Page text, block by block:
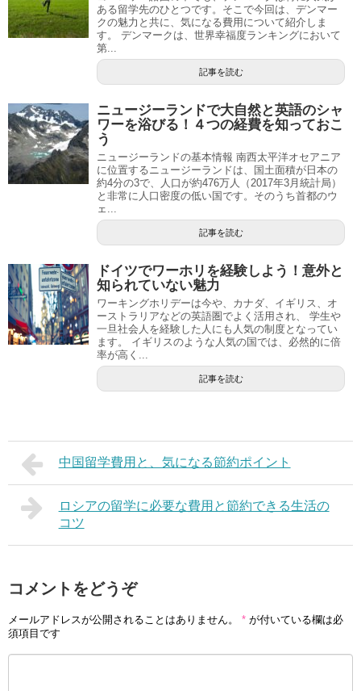
ある留学先のひとつです。そこで今回は、デンマー
クの魅力と共に、気になる費用について紹介しま
す。 デンマークは、世界幸福度ランキングにおいて
第...
記事を読む
ニュージーランドで大自然と英語のシャ
ワーを浴びる！４つの経費を知っておこ
う
ニュージーランドの基本情報 南西太平洋オセアニア
に位置するニュージーランドは、国土面積が日本の
約4分の3で、人口が約476万人（2017年3月統計局）
と非常に人口密度の低い国です。そのうち首都のウ
ェ...
記事を読む
ドイツでワーホリを経験しよう！意外と
知られていない魅力
ワーキングホリデーは今や、カナダ、イギリス、オ
ーストラリアなどの英語圏でよく活用され、 学生や
一旦社会人を経験した人にも人気の制度となってい
ます。 イギリスのような人気の国では、必然的に倍
率が高く...
記事を読む
中国留学費用と、気になる節約ポイント
ロシアの留学に必要な費用と節約できる生活の
コツ
コメントをどうぞ
メールアドレスが公開されることはありません。 * が付いている欄は必
須項目です